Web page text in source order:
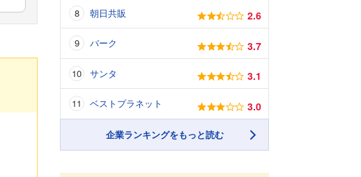
朝日共販 2.6
バーク 3.7
サンタ 3.1
ベストプラネット 3.0
企業ランキングをもっと読む